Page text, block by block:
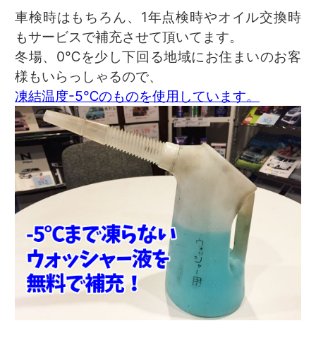
車検時はもちろん、1年点検時やオイル交換時
もサービスで補充させて頂いてます。
冬場、0℃を少し下回る地域にお住まいのお客
様もいらっしゃるので、
凍結温度-5℃のものを使用しています。